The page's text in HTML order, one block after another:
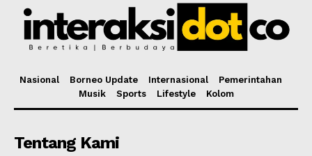
Nasional Borneo Update Internasional
Pemerintahan
Musik
Sports Lifestyle Kolom
Tentang Kami